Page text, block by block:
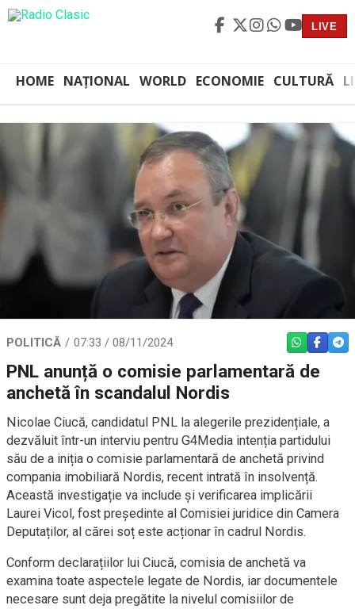
LIVE
HOME NAȚIONAL WORLD ECONOMIE CULTURĂ
POLITICĂ 07:33 / 08/11/2024 WHATSAPP
PNL anunță o comisie parlamentară de
anchetă în scandalul Nordis
Nicolae Ciucă, candidatul PNL la alegerile prezidențiale, a
dezvăluit într-un interviu pentru G4Media intenția partidului
său de a iniția o comisie parlamentară de anchetă privind
compania imobiliară Nordis, recent intrată în insolvență.
Această investigație va include și verificarea implicării
Laurei Vicol, fost președinte al Comisiei juridice din Camera
Deputaților, al cărei soț este acționar în cadrul Nordis.
Conform declarațiilor lui Ciucă, comisia de anchetă va
examina toate aspectele legate de Nordis, iar documentele
necesare sunt deja pregătite la nivelul comisiilor de